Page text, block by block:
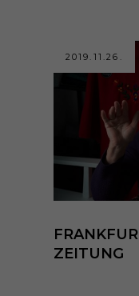
2019.11.26.
ZEITUNG